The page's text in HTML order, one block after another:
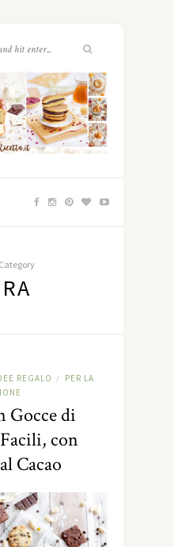
REGALO /
PER LA
Gocce di
con
Cacao